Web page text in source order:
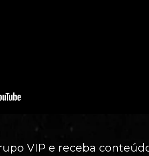
VIP e receba